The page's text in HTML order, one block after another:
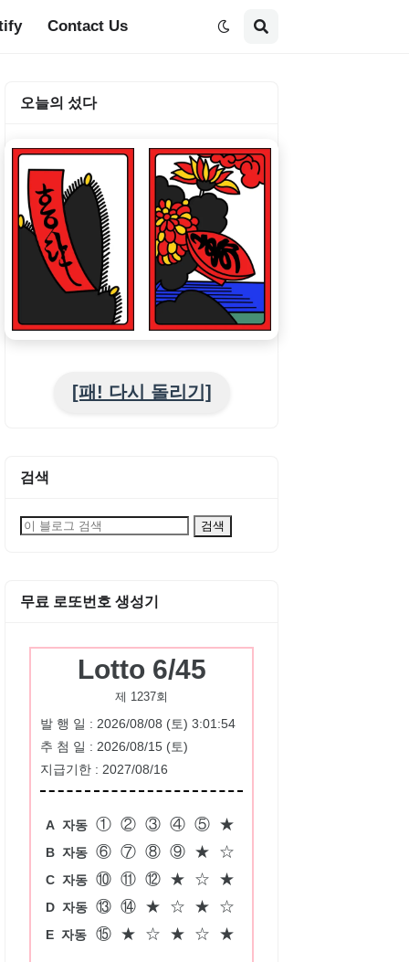
Contact Us
오늘의 섰다
[패! 다시 돌리기]
검색
무료 로또번호 생성기
Lotto 6/45
제 1237회
발 행 일 : 2026/08/08 (토) 3:01:54
추 첨 일 : 2026/08/15 (토)
지급기한 : 2027/08/16
A 자동 ① ② ③ ④ ⑤ ★
B 자동 ⑥ ⑦ ⑧ ⑨ ★ ☆
C 자동 ⑩ ⑪ ⑫ ★ ☆ ★
D 자동 ⑬ ⑭ ★ ☆ ★ ☆
E 자동 ⑮ ★ ☆ ★ ☆ ★